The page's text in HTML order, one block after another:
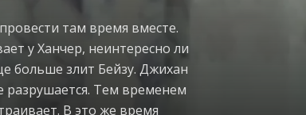
там время вместе.
у Ханчер, неинтересно ли
больше злит Бейзу. Джихан
разрушается. Тем временем
В это же время